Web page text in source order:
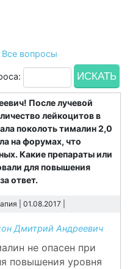
Все вопросы
После лучевой
лейкоцитов в
поколоть тималин 2,0
на форумах, что
Какие препараты или
для повышения
ответ.
| 01.08.2017 |
Дмитрий Андреевич
не опасен при
повышения уровня